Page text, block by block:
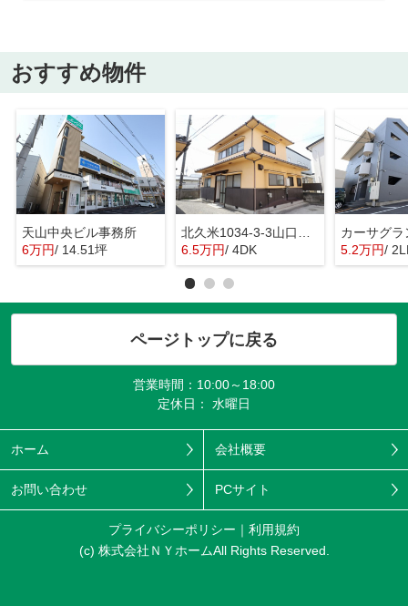
おすすめ物件
天山中央ビル事務所
6万円/ 14.51坪
6.5万円/ 4DK
カーサグラ
5.2万円/
ページトップに戻る
営業時間：10:00～18:00
定休日： 水曜日
ホーム 会社概要
お問い合わせ PCサイト
プライバシーポリシー
利用規約
(c) 株式会社ＮＹホームAll Rights Reserved.